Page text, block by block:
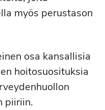
myös perustason
osa kansallisia
hoitosuosituksia
piiriin.